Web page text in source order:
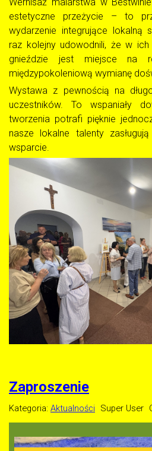
estetyczne przeżycie – to
wydarzenie integrujące lokalną
raz kolejny udowodnili, że w
gnieździe jest miejsce na
międzypokoleniową wymianę
Wystawa z pewnością na
uczestników. To wspaniały
tworzenia potrafi pięknie
nasze lokalne talenty
wsparcie.
Zaproszenie
Kategoria: Aktualności Super User